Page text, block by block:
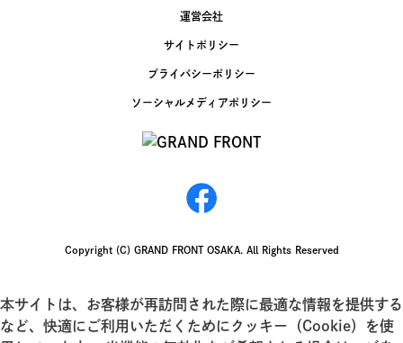
運営会社
サイトポリシー
プライバシーポリシー
ソーシャルメディアポリシー
Copyright (C) GRAND FRONT OSAKA. All Rights Reserved
本サイトは、お客様が再訪問された際に最適な情報を提供する
など、快適にご利用いただくためにクッキー（Cookie）を使